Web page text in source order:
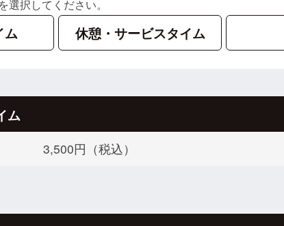
択してください。
ム 休憩・サービスタイム
ム
3,500円（税込）